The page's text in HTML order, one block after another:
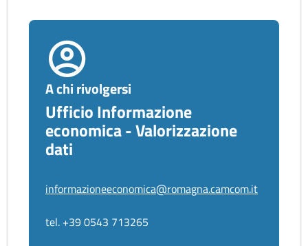
A chi rivolgersi
Ufficio Informazione
economica - Valorizzazione
dati
informazioneeconomica@romagna.camcom.it
tel. +39 0543 713265